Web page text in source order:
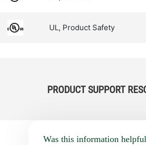
UL, Product Safety
PRODUCT SUPPORT
Was this information